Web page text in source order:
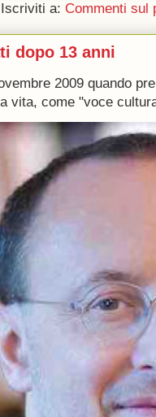
Iscriviti a: Commenti sul
dopo 13 anni
2009 quando
vita, come "voce